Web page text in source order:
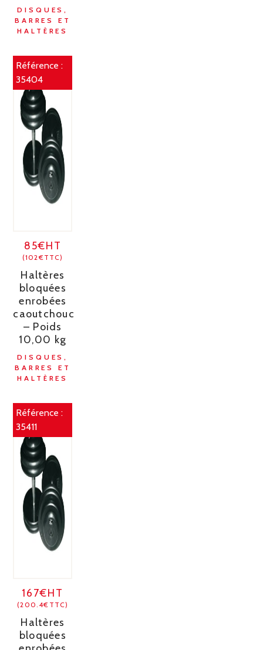
DISQUES,
BARRES ET
HALTÈRES
Référence :
35404
85€HT
(102€TTC)
Haltères
bloquées
enrobées
caoutchouc
– Poids
10,00 kg
DISQUES,
BARRES ET
HALTÈRES
Référence :
35411
167€HT
(200.4€TTC)
Haltères
bloquées